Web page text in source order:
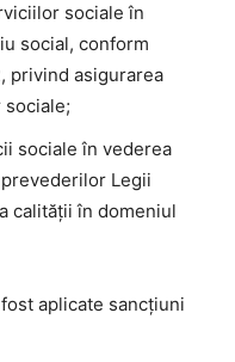
sociale în
social, conform
privind asigurarea
sociale în vederea
Legii
calității în domeniul
aplicate sancțiuni